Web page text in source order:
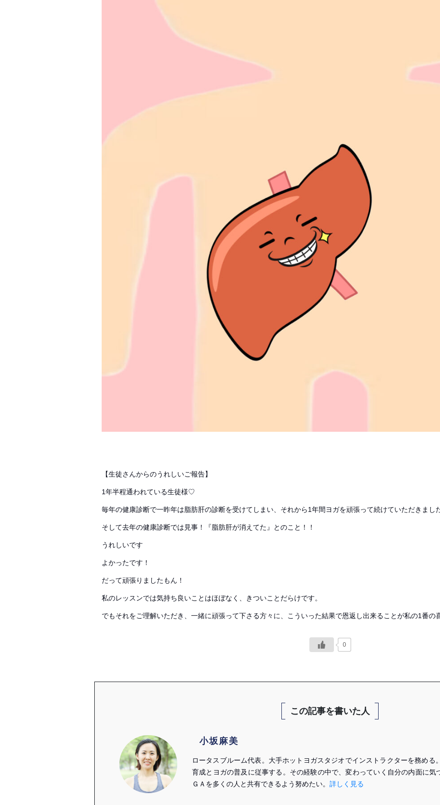
【生徒さんからのうれしいご報告】⁡
1年半程通われている生徒様♡
毎年の健康診断で一昨年は脂肪肝の診断を受けてしまい、それから1年間ヨガを頑張って続けていただきました
そして去年の健康診断では見事！『脂肪肝が消えてた』とのこと！！
うれしいです
よかったです！
だって頑張りましたもん！
私のレッスンでは気持ち良いことはほぼなく、きついことだらけです。
でもそれをご理解いただき、一緒に頑張って下さる方々に、こういった結果で恩返し出来ることが私の1番の
0
この記事を書いた人
小坂麻美
ロータスブルーム代表。大手ホットヨガスタジオでインストラクターを務める
育成とヨガの普及に従事する。その経験の中で、変わっていく自分の内面に気
ＧＡを多くの人と共有できるよう努めたい。 詳しく見る